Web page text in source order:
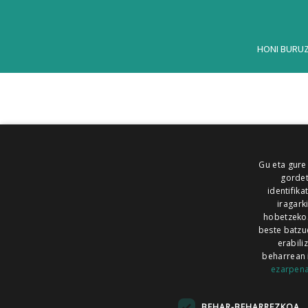
HONI BURUZ
ALEA
Gu eta
hobetzeko.
beste
beharrean